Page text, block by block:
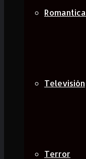
Romantica
Televisión
Terror